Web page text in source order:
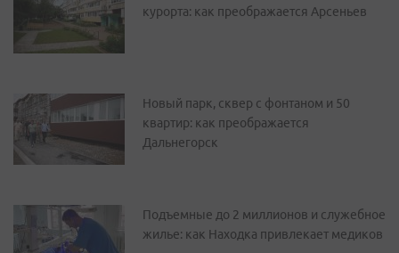
курорта: как преображается Арсеньев
Новый парк, сквер с фонтаном и 50
квартир: как преображается
Дальнегорск
Подъемные до 2 миллионов и служебное
жилье: как Находка привлекает медиков